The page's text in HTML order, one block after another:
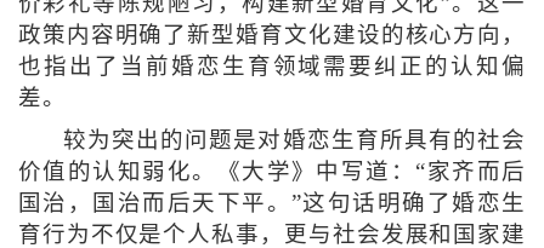
政策内容明确了新型婚育文化建设的核心方向，
也指出了当前婚恋生育领域需要纠正的认知偏
差。
较为突出的问题是对婚恋生育所具有的社会
价值的认知弱化。《大学》中写道：“家齐而后
国治，国治而后天下平。”这句话明确了婚恋生
育行为不仅是个人私事，更与社会发展和国家建